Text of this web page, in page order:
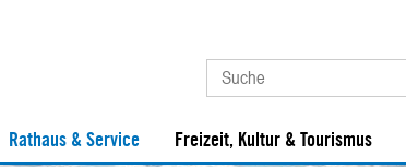
Rathaus & Service Freizeit, Kultur & Tourismus